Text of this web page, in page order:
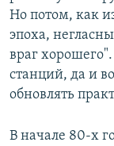
Но потом, как
эпоха,
враг
станций, да и
обновлять
В начале 80-х